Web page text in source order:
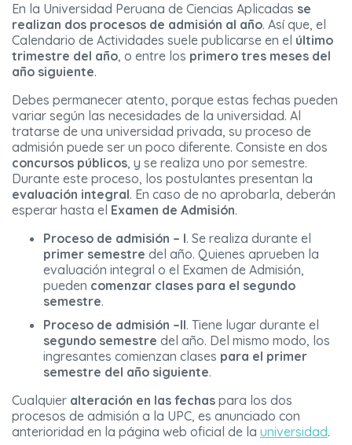
En la Universidad Peruana de Ciencias Aplicadas se
realizan dos procesos de admisión al año. Así que, el
Calendario de Actividades suele publicarse en el último
trimestre del año, o entre los primero tres meses del
año siguiente.
Debes permanecer atento, porque estas fechas pueden
variar según las necesidades de la universidad. Al
tratarse de una universidad privada, su proceso de
admisión puede ser un poco diferente. Consiste en dos
concursos públicos, y se realiza uno por semestre.
Durante este proceso, los postulantes presentan la
evaluación integral. En caso de no aprobarla, deberán
esperar hasta el Examen de Admisión.
Proceso de admisión – I. Se realiza durante el
primer semestre del año. Quienes aprueben la
evaluación integral o el Examen de Admisión,
pueden comenzar clases para el segundo
semestre.
Proceso de admisión –II. Tiene lugar durante el
segundo semestre del año. Del mismo modo, los
ingresantes comienzan clases para el primer
semestre del año siguiente.
Cualquier alteración en las fechas para los dos
procesos de admisión a la UPC, es anunciado con
anterioridad en la página web oficial de la universidad.